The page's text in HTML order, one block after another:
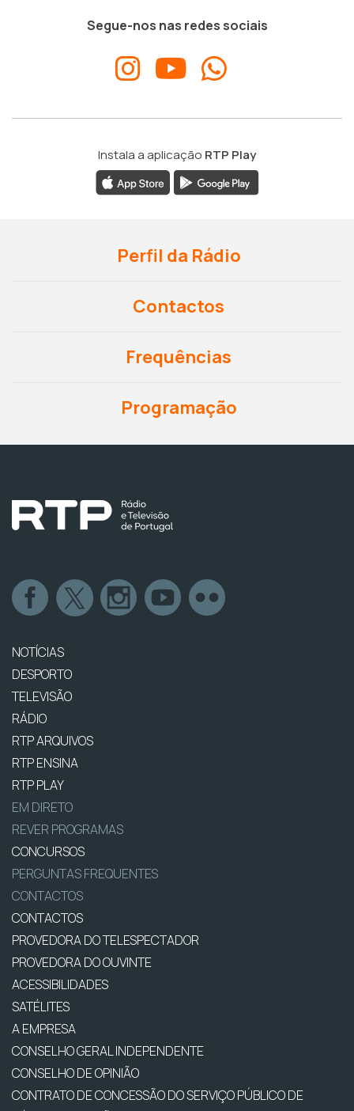
Segue-nos nas redes sociais
Instala a aplicação RTP Play
Perfil da Rádio
Contactos
Frequências
Programação
NOTÍCIAS
DESPORTO
TELEVISÃO
RÁDIO
RTP ARQUIVOS
RTP ENSINA
RTP PLAY
EM DIRETO
REVER PROGRAMAS
CONCURSOS
PERGUNTAS FREQUENTES
CONTACTOS
CONTACTOS
PROVEDORA DO TELESPECTADOR
PROVEDORA DO OUVINTE
ACESSIBILIDADES
SATÉLITES
A EMPRESA
CONSELHO GERAL INDEPENDENTE
CONSELHO DE OPINIÃO
CONTRATO DE CONCESSÃO DO SERVIÇO PÚBLICO DE